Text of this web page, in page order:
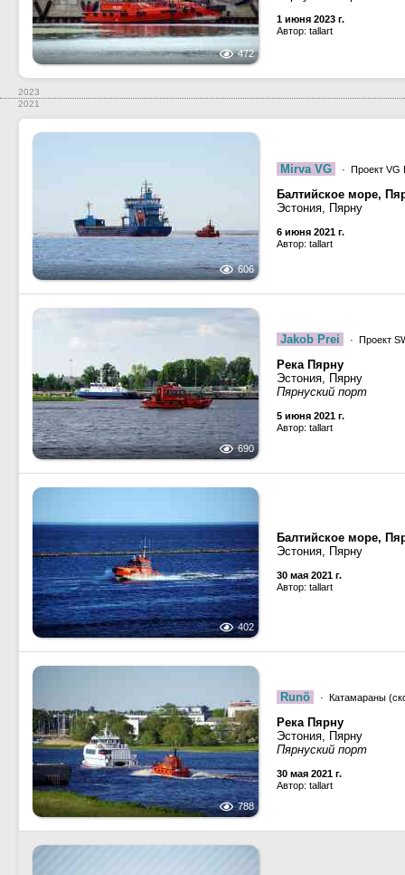
472
1 июня 2023 г.
Автор: tallart
2023
2021
606
Mirva VG · Проект VG
Балтийское море,
Эстония, Пярну
6 июня 2021 г.
Автор: tallart
690
Jakob Prei · Проект
Река Пярну
Эстония, Пярну
Пярнуский порт
5 июня 2021 г.
Автор: tallart
402
Балтийское море,
Эстония, Пярну
30 мая 2021 г.
Автор: tallart
788
Runö · Катамараны
Река Пярну
Эстония, Пярну
Пярнуский порт
30 мая 2021 г.
Автор: tallart